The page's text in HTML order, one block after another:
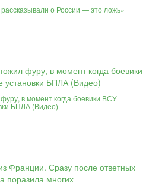
о России — это ложь»
в момент когда боевики ВСУ
БПЛА (Видео)